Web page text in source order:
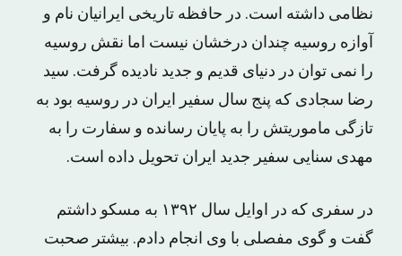
نظامی داشته است. در حافظه تاریخی ایرانیان نام و
آوازه روسیه چندان درخشان نیست اما نقش روسیه
را نمی توان در دنیای قدیم و جدید نادیده گرفت. سید
رضا سجادی که پنج سال سفیر ایران در روسیه بود به
تازگی ماموریتش را به پایان رسانده و سفارت را به
مهدی سنایی سفیر جدید ایران تحویل داده است.
در سفری که در اوایل سال ۱۳۹۲ به مسکو داشتم
گفت و گوی مفصلی با وی انجام دادم. بیشتر صحبت